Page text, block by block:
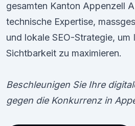
gesamten Kanton Appenzell
technische Expertise,
und lokale SEO-Strategie, um
Sichtbarkeit zu maximieren.
Beschleunigen Sie Ihre
gegen die Konkurrenz in